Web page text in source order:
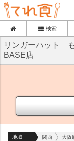
検索
リンガーハット
BASE店
地域 関西 大阪